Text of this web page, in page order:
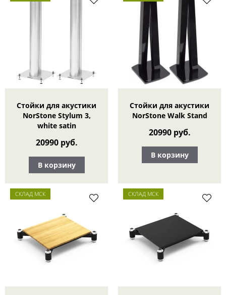
Стойки для акустики
NorStone Stylum 3,
white satin
20990 руб.
В корзину
Стойки для акустики
NorStone Walk Stand
20990 руб.
В корзину
СКЛАД МСК СКЛАД МСК